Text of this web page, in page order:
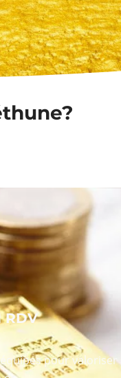
RDV
pour valoriser